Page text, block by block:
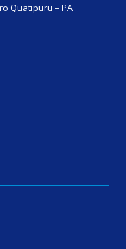
Quatipuru – PA